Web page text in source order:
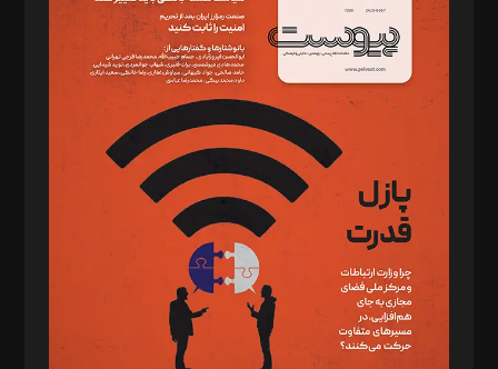
د‌بیر ناداستان: سمانه سمیع
د‌بیر خدمت و تجارت: ابوالفضل رجبی
د‌بیر حقوق فناوری: حسام‌الدین ایپکچی
د‌بیر پیوست جهان: مینا پاکدل
د‌بیر تحریریه آنلاین: بابک نقاش
تحریریه‌: مجتبی محمود‌ی، آرش برهمند، یسنا امان‌پور، سروش کرمیان،
مصطفی مسجدی آرانی، ابوالفضل رجبی، زهرا فکرانه، فائزه فتحی
رستمی،مصطفی باستان
ویرایش: نگار استاد‌‌آقا
طراح یونیفرم: مجید توکلی
فیلمبرداری و عکاسی: امیر شفیعی، مانی لطفی زاده
گرافیک و صفحه‌آرایی: سید‌سبحان‌علی ثابت